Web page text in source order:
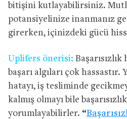
bitişini kutlayabilirsiniz.
potansiyelinize inanmanız
girerken, içinizdeki gücü
Uplifers önerisi:
başarı algıları çok hassastır.
hatayı, iş tesliminde
kalmış olmayı bile
yorumlayabilirler. “